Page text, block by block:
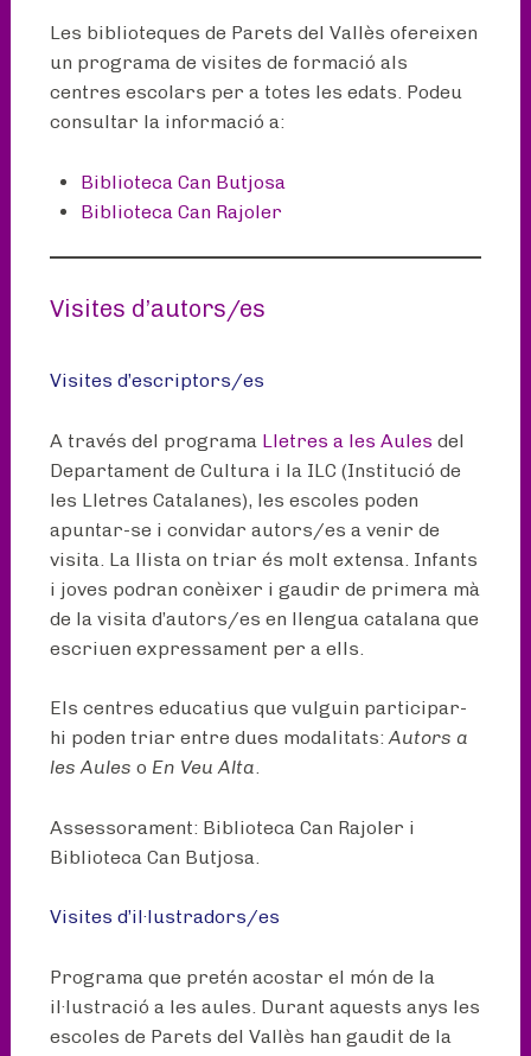
Les biblioteques de Parets del Vallès ofereixen
un programa de visites de formació als
centres escolars per a totes les edats. Podeu
consultar la informació a:
Biblioteca Can Butjosa
Biblioteca Can Rajoler
Visites d’autors/es
Visites d’escriptors/es
A través del programa Lletres a les Aules del
Departament de Cultura i la ILC (Institució de
les Lletres Catalanes), les escoles poden
apuntar-se i convidar autors/es a venir de
visita. La llista on triar és molt extensa. Infants
i joves podran conèixer i gaudir de primera mà
de la visita d’autors/es en llengua catalana que
escriuen expressament per a ells.
Els centres educatius que vulguin participar-
hi poden triar entre dues modalitats:Autors a
les Aules o En Veu Alta.
Assessorament: Biblioteca Can Rajoler i
Biblioteca Can Butjosa.
Visites d’il·lustradors/es
Programa que pretén acostar el món de la
il·lustració a les aules. Durant aquests anys les
escoles de Parets del Vallès han gaudit de la